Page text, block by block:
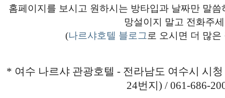
홈페이지를 보시고 원하시는 방타입과 날짜만 말
망설이지 말고 전화주
(나르샤호텔 블로그 로 오시면 더 많
* 여수 나르샤 관광호텔 - 전라남도 여수시 시
24번지) / 061-686-